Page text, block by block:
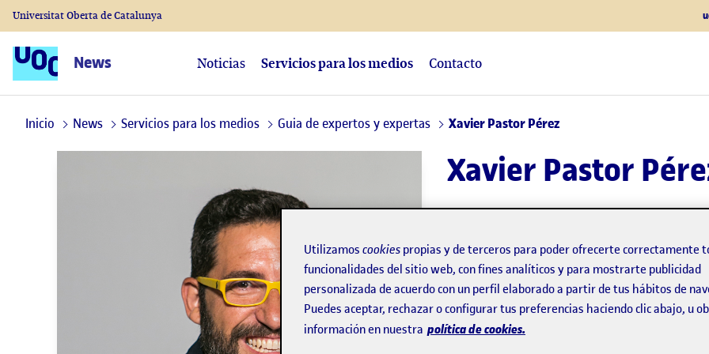
News Noticias Servicios para los medios Contacto
Universitat Oberta de Catalunya
Inicio News Servicios para los medios Guia de expertos y expertas Xavier Pastor Pérez
Xavier Pastor
Política
Experto/a en:
Resolución de conflictos
Utilizamos cookies propias y de terceros para poder ofrecerte correctamente
funcionalidades del sitio web, con fines analíticos y para mostrarte publicidad
personalizada de acuerdo con un perfil elaborado a partir de tus hábitos de
Puedes aceptar, rechazar o configurar tus preferencias haciendo clic abajo, u
información en nuestra política de cookies.